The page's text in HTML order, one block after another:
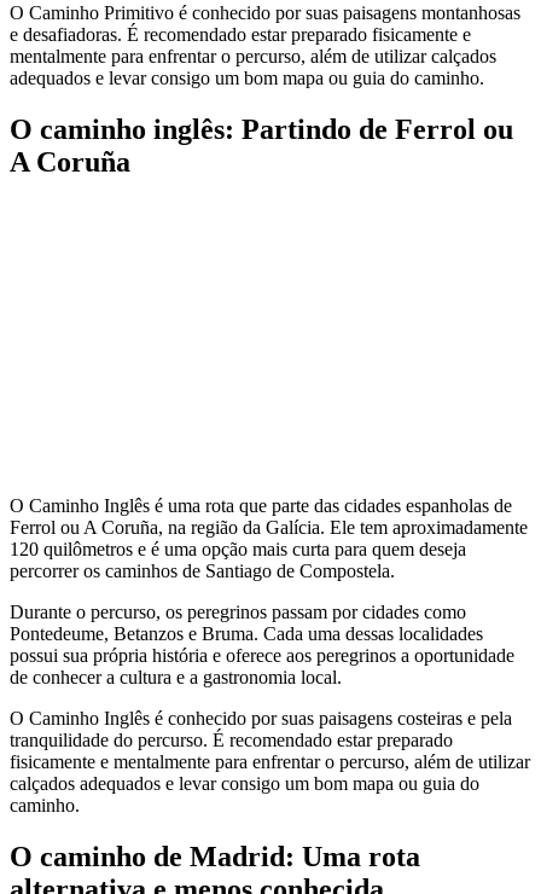
O Caminho Primitivo é conhecido por suas paisagens montanhosas
e desafiadoras. É recomendado estar preparado fisicamente e
mentalmente para enfrentar o percurso, além de utilizar calçados
adequados e levar consigo um bom mapa ou guia do caminho.
O caminho inglês: Partindo de Ferrol ou
A Coruña
O Caminho Inglês é uma rota que parte das cidades espanholas de
Ferrol ou A Coruña, na região da Galícia. Ele tem aproximadamente
120 quilômetros e é uma opção mais curta para quem deseja
percorrer os caminhos de Santiago de Compostela.
Durante o percurso, os peregrinos passam por cidades como
Pontedeume, Betanzos e Bruma. Cada uma dessas localidades
possui sua própria história e oferece aos peregrinos a oportunidade
de conhecer a cultura e a gastronomia local.
O Caminho Inglês é conhecido por suas paisagens costeiras e pela
tranquilidade do percurso. É recomendado estar preparado
fisicamente e mentalmente para enfrentar o percurso, além de utilizar
calçados adequados e levar consigo um bom mapa ou guia do
caminho.
O caminho de Madrid: Uma rota